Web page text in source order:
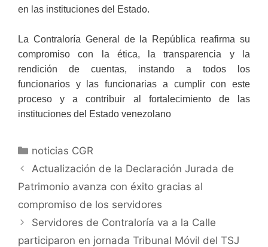
en las instituciones del Estado.
La Contraloría General de la República reafirma su
compromiso con la ética, la transparencia y la
rendición de cuentas, instando a todos los
funcionarios y las funcionarias a cumplir con este
proceso y a contribuir al fortalecimiento de las
instituciones del Estado venezolano
noticias CGR
Actualización de la Declaración Jurada de
Patrimonio avanza con éxito gracias al
compromiso de los servidores
Servidores de Contraloría va a la Calle
participaron en jornada Tribunal Móvil del TSJ